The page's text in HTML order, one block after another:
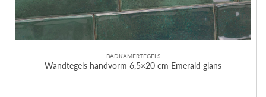
BADKAMERTEGELS
Wandtegels handvorm 6,5×20 cm Emerald glans